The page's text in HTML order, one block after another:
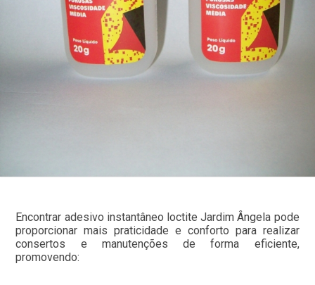
Encontrar adesivo instantâneo loctite Jardim Ângela pode
proporcionar mais praticidade e conforto para realizar
consertos e manutenções de forma eficiente,
promovendo: